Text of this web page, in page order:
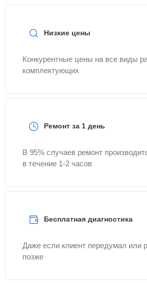
Низкие цены
Конкурентные цены на все виды
комплектующих
Ремонт за 1 день
В 95% случаев ремонт
в течение 1-2 часов
Бесплатная диагностика
Даже если клиент передумал или
позже